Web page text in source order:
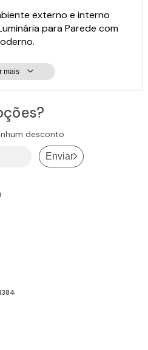
externo e interno
para Parede com
mais
desconto
Enviar